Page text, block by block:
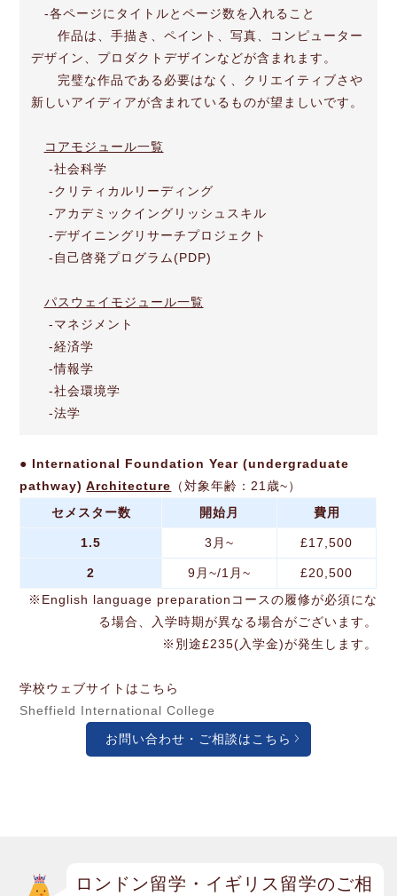
‐各ページにタイトルとページ数を入れること
作品は、手描き、ペイント、写真、コンピューター
デザイン、プロダクトデザインなどが含まれます。
完璧な作品である必要はなく、クリエイティブさや
新しいアイディアが含まれているものが望ましいです。
コアモジュール一覧
-社会科学
-クリティカルリーディング
-アカデミックイングリッシュスキル
-デザイニングリサーチプロジェクト
-自己啓発プログラム(PDP)
パスウェイモジュール一覧
-マネジメント
-経済学
-情報学
-社会環境学
-法学
● International Foundation Year (undergraduate
pathway)Architecture （対象年齢：21歳~）
セメスター数
開始月 費用
1.5 3月~ £17,500
2 9月~/1月~
£20,500
※English language preparationコースの履修が必須にな
る場合、入学時期が異なる場合がございます。
※別途£235(入学金)が発生します。
学校ウェブサイトはこちら
Sheffield International College
お問い合わせ・ご相談はこちら
ロンドン留学・イギリス留学のご相